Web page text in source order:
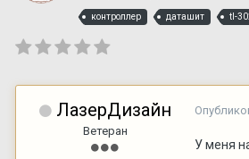
контроллер даташит tl-
ЛазерДизайн
Ветеран
У меня